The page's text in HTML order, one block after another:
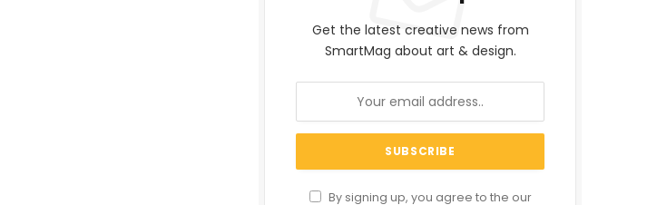
Get the latest creative news from
SmartMag about art & design.
By signing up, you agree to the our